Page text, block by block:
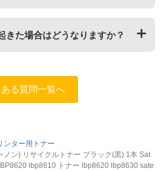
に延長されます。
い切るようお願いいたします。
ても対応することができません。
などをよくご確認ください。な
が当店までお問い合わせくださ
きた場合はどうなりますか？
」を設けておりますので、ご購入
ある質問一覧へ
ンター用トナー
ン) リサイクルトナー ブラック(黒) 1本 Sat
lbp8610 トナー lbp8620 lbp8630 sate